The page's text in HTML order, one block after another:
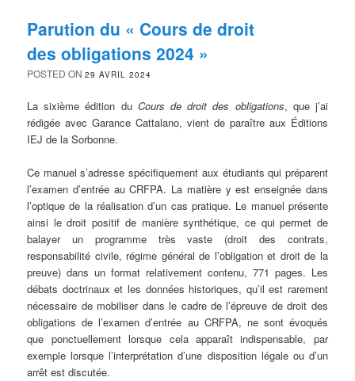
Parution du « Cours de droit
des obligations 2024 »
POSTED ON29 AVRIL 2024
La sixième édition du Cours de droit des obligations, que j’ai
rédigée avec Garance Cattalano, vient de paraître aux Éditions
IEJ de la Sorbonne.
Ce manuel s’adresse spécifiquement aux étudiants qui préparent
l’examen d’entrée au CRFPA. La matière y est enseignée dans
l’optique de la réalisation d’un cas pratique. Le manuel présente
ainsi le droit positif de manière synthétique, ce qui permet de
balayer un programme très vaste (droit des contrats,
responsabilité civile, régime général de l’obligation et droit de la
preuve) dans un format relativement contenu, 771 pages. Les
débats doctrinaux et les données historiques, qu’il est rarement
nécessaire de mobiliser dans le cadre de l’épreuve de droit des
obligations de l’examen d’entrée au CRFPA, ne sont évoqués
que ponctuellement lorsque cela apparaît indispensable, par
exemple lorsque l’interprétation d’une disposition légale ou d’un
arrêt est discutée.